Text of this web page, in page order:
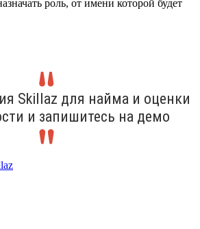
роль, от имени которой будет
Skillaz для найма и оценки
и запишитесь на демо